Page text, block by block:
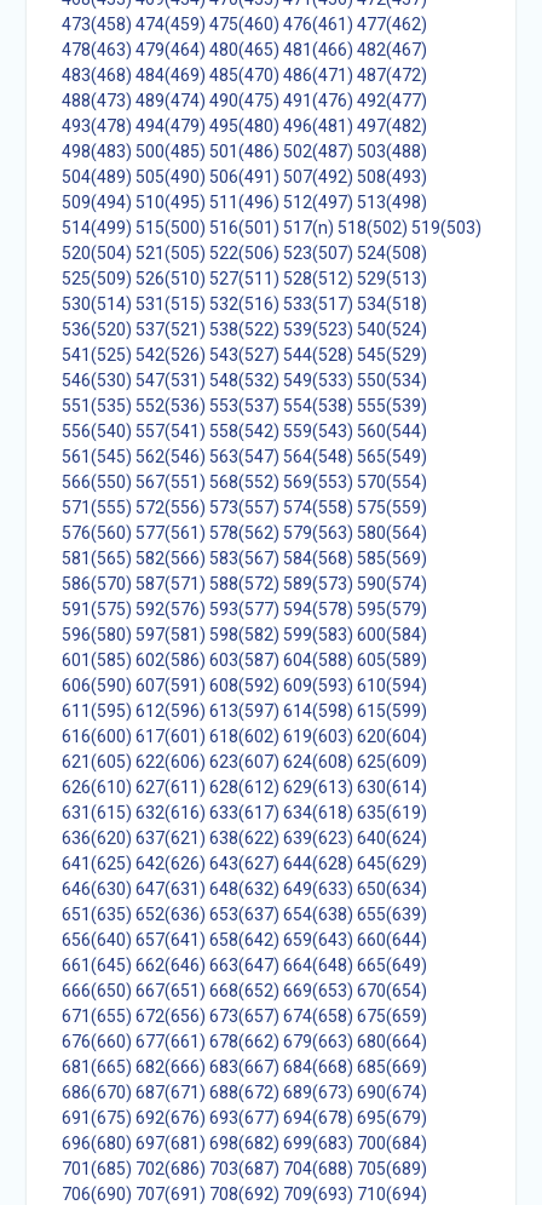
473(458) 474(459) 475(460) 476(461) 477(462)
478(463) 479(464) 480(465) 481(466) 482(467)
483(468) 484(469) 485(470) 486(471) 487(472)
488(473) 489(474) 490(475) 491(476) 492(477)
493(478) 494(479) 495(480) 496(481) 497(482)
498(483) 500(485) 501(486) 502(487) 503(488)
504(489) 505(490) 506(491) 507(492) 508(493)
509(494) 510(495) 511(496) 512(497) 513(498)
514(499) 515(500) 516(501) 517(n) 518(502) 519(503)
520(504) 521(505) 522(506) 523(507) 524(508)
525(509) 526(510) 527(511) 528(512) 529(513)
530(514) 531(515) 532(516) 533(517) 534(518)
536(520) 537(521) 538(522) 539(523) 540(524)
541(525) 542(526) 543(527) 544(528) 545(529)
546(530) 547(531) 548(532) 549(533) 550(534)
551(535) 552(536) 553(537) 554(538) 555(539)
556(540) 557(541) 558(542) 559(543) 560(544)
561(545) 562(546) 563(547) 564(548) 565(549)
566(550) 567(551) 568(552) 569(553) 570(554)
571(555) 572(556) 573(557) 574(558) 575(559)
576(560) 577(561) 578(562) 579(563) 580(564)
581(565) 582(566) 583(567) 584(568) 585(569)
586(570) 587(571) 588(572) 589(573) 590(574)
591(575) 592(576) 593(577) 594(578) 595(579)
596(580) 597(581) 598(582) 599(583) 600(584)
601(585) 602(586) 603(587) 604(588) 605(589)
606(590) 607(591) 608(592) 609(593) 610(594)
611(595) 612(596) 613(597) 614(598) 615(599)
616(600) 617(601) 618(602) 619(603) 620(604)
621(605) 622(606) 623(607) 624(608) 625(609)
626(610) 627(611) 628(612) 629(613) 630(614)
631(615) 632(616) 633(617) 634(618) 635(619)
636(620) 637(621) 638(622) 639(623) 640(624)
641(625) 642(626) 643(627) 644(628) 645(629)
646(630) 647(631) 648(632) 649(633) 650(634)
651(635) 652(636) 653(637) 654(638) 655(639)
656(640) 657(641) 658(642) 659(643) 660(644)
661(645) 662(646) 663(647) 664(648) 665(649)
666(650) 667(651) 668(652) 669(653) 670(654)
671(655) 672(656) 673(657) 674(658) 675(659)
676(660) 677(661) 678(662) 679(663) 680(664)
681(665) 682(666) 683(667) 684(668) 685(669)
686(670) 687(671) 688(672) 689(673) 690(674)
691(675) 692(676) 693(677) 694(678) 695(679)
696(680) 697(681) 698(682) 699(683) 700(684)
701(685) 702(686) 703(687) 704(688) 705(689)
706(690) 707(691) 708(692) 709(693) 710(694)